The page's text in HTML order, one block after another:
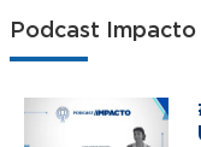
Podcast Impacto